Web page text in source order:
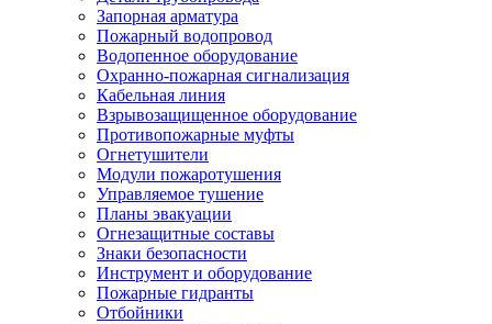
Запорная арматура
Пожарный водопровод
Водопенное оборудование
Охранно-пожарная сигнализация
Кабельная линия
Взрывозащищенное оборудование
Противопожарные муфты
Огнетушители
Модули пожаротушения
Управляемое тушение
Планы эвакуации
Огнезащитные составы
Знаки безопасности
Инструмент и оборудование
Пожарные гидранты
Отбойники